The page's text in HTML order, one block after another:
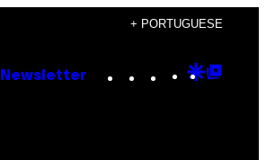
+ PORTUGUESE
Newsletter Instagram
TikTok
YouTube
Google